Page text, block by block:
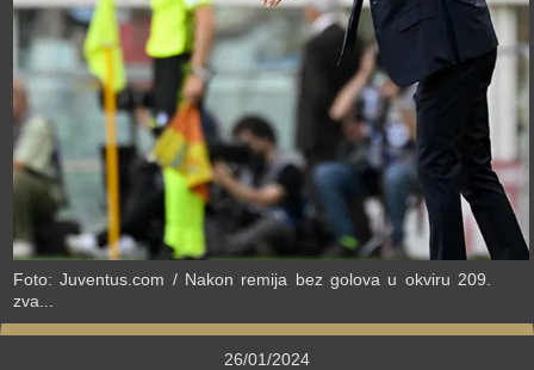
Foto: Juventus.com / Nakon remija bez golova u okviru 209.
zva...
26/01/2024